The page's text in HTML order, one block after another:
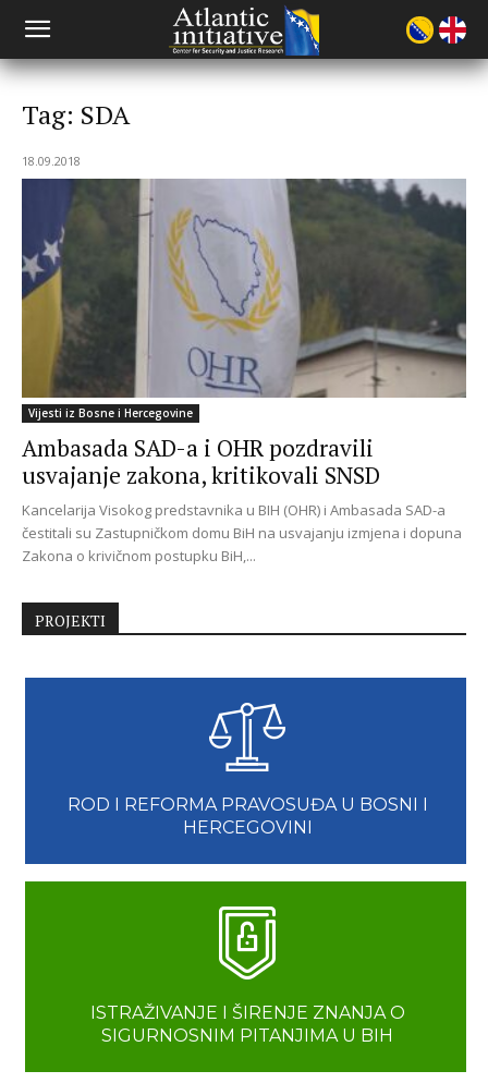
Tag: SDA
18.09.2018
Vijesti iz Bosne i Hercegovine
Ambasada SAD-a i OHR pozdravili
usvajanje zakona, kritikovali SNSD
Kancelarija Visokog predstavnika u BIH (OHR) i Ambasada SAD-a
čestitali su Zastupničkom domu BiH na usvajanju izmjena i dopuna
Zakona o krivičnom postupku BiH,...
PROJEKTI
ROD I REFORMA PRAVOSUĐA U BOSNI I
HERCEGOVINI
ISTRAŽIVANJE I ŠIRENJE ZNANJA O
SIGURNOSNIM PITANJIMA U BIH